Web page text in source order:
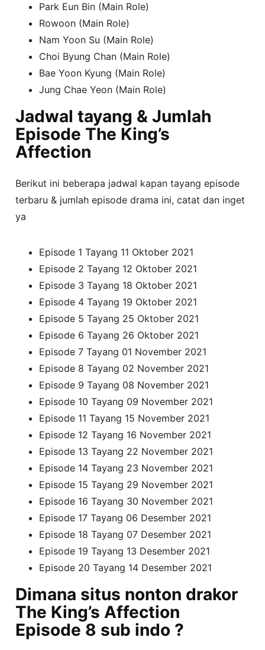
Park Eun Bin (Main Role)
Rowoon (Main Role)
Nam Yoon Su (Main Role)
Choi Byung Chan (Main Role)
Bae Yoon Kyung (Main Role)
Jung Chae Yeon (Main Role)
Jadwal tayang & Jumlah
Episode The King’s
Affection
Berikut ini beberapa jadwal kapan tayang episode
terbaru & jumlah episode drama ini, catat dan inget
ya
Episode 1 Tayang 11 Oktober 2021
Episode 2 Tayang 12 Oktober 2021
Episode 3 Tayang 18 Oktober 2021
Episode 4 Tayang 19 Oktober 2021
Episode 5 Tayang 25 Oktober 2021
Episode 6 Tayang 26 Oktober 2021
Episode 7 Tayang 01 November 2021
Episode 8 Tayang 02 November 2021
Episode 9 Tayang 08 November 2021
Episode 10 Tayang 09 November 2021
Episode 11 Tayang 15 November 2021
Episode 12 Tayang 16 November 2021
Episode 13 Tayang 22 November 2021
Episode 14 Tayang 23 November 2021
Episode 15 Tayang 29 November 2021
Episode 16 Tayang 30 November 2021
Episode 17 Tayang 06 Desember 2021
Episode 18 Tayang 07 Desember 2021
Episode 19 Tayang 13 Desember 2021
Episode 20 Tayang 14 Desember 2021
Dimana situs nonton drakor
The King’s Affection
Episode 8 sub indo ?